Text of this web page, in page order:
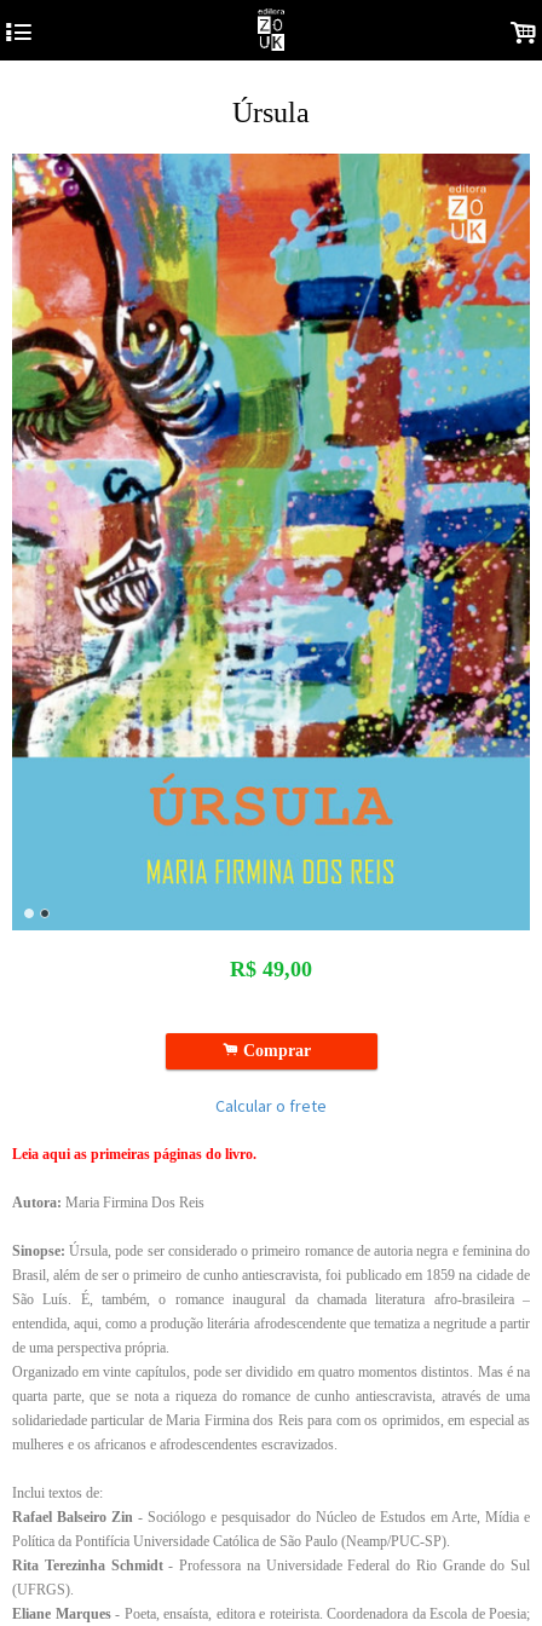
4 .
Úrsula
R$ 49,00
.Comprar
Calcular o frete
Leia aqui as primeiras páginas do livro.
Autora: Maria Firmina Dos Reis
Sinopse:Úrsula, pode ser considerado o primeiro romance de autoria negra e feminina do
Brasil, além de ser o primeiro de cunho antiescravista, foi publicado em 1859 na cidade de
São Luís. É, também, o romance inaugural da chamada literatura afro-brasileira –
entendida, aqui, como a produção literária afrodescendente que tematiza a negritude a partir
de uma perspectiva própria.
Organizado em vinte capítulos, pode ser dividido em quatro momentos distintos. Mas é na
quarta parte, que se nota a riqueza do romance de cunho antiescravista, através de uma
solidariedade particular de Maria Firmina dos Reis para com os oprimidos, em especial as
mulheres e os africanos e afrodescendentes escravizados.
Inclui textos de:
Rafael Balseiro Zin - Sociólogo e pesquisador do Núcleo de Estudos em Arte, Mídia e
Política da Pontifícia Universidade Católica de São Paulo (Neamp/PUC-SP).
Rita Terezinha Schmidt- Professora na Universidade Federal do Rio Grande do Sul
(UFRGS).
Eliane Marques- Poeta, ensaísta, editora e roteirista. Coordenadora da Escola de Poesia;